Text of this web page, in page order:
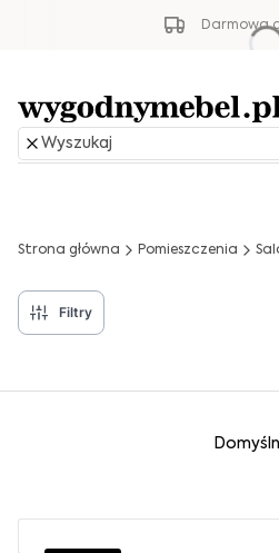
Darmowa
Strona główna Pomieszczenia
Filtry